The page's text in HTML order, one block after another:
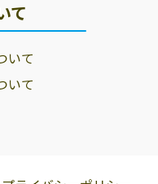
て
いて
いて